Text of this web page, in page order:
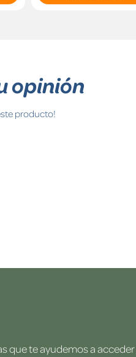
opinión
producto!
que te ayudemos a